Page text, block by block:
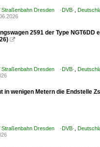
Dresden ·DVB·
2591 der Type

Dresden ·DVB·
in wenigen Metern die Endstelle
Dresden ·DVB·